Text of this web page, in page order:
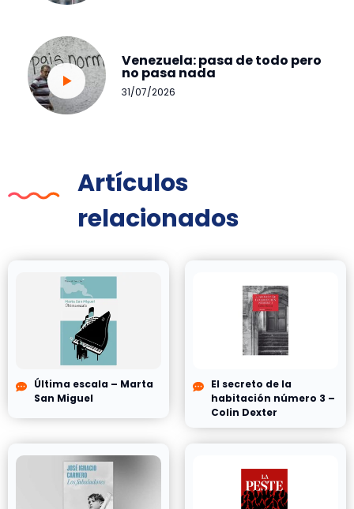
Venezuela: pasa de todo pero
no pasa nada
31/07/2026
Artículos
relacionados
Última escala – Marta
San Miguel
El secreto de la
habitación número 3 –
Colin Dexter